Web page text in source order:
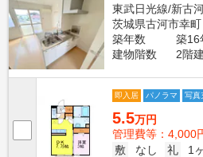
東武日光線/新古
茨城県古河市幸町
築年数
築16
建物階数
2階建
即入居 パノラマ 写真
5.5万円
管理費等：4,000
敷
なし 礼
1